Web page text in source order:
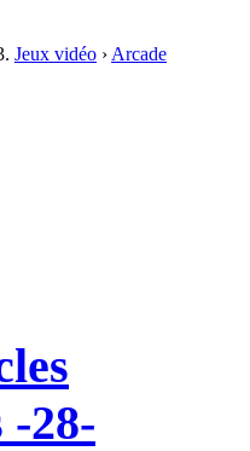
. Jeux vidéo › Arcade
-28-